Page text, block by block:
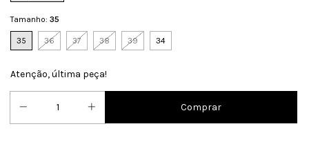
Tamanho: 35
35 36 37 38 39 34
Atenção, última peça!